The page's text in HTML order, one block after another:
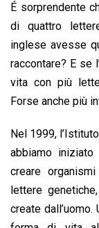
É sorprendente
di quattro
inglese avesse
raccontare? E se
vita con più
Forse anche più
Nel 1999,
abbiamo
creare
lettere
create